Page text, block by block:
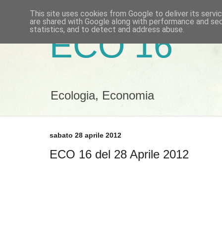
ECO 16
Ecologia, Economia
sabato 28 aprile 2012
ECO 16 del 28 Aprile 2012
This site uses cookies from Google to deliver its
are shared with Google along with performance and
statistics, and to detect and address abuse.